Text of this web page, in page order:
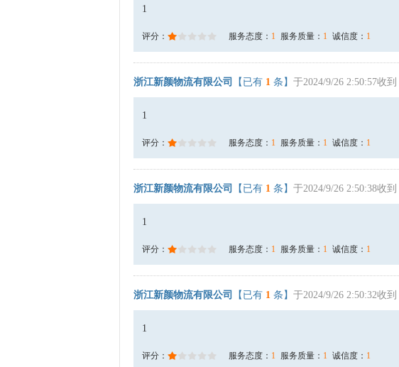
1
评分： 服务态度： 1 服务质量： 1 诚信度： 1
浙江新颜物流有限公司 【已有 1 条】 于2024/9/26 2:50:57收到
1
评分： 服务态度： 1 服务质量： 1 诚信度： 1
浙江新颜物流有限公司 【已有 1 条】 于2024/9/26 2:50:38收到
1
评分： 服务态度： 1 服务质量： 1 诚信度： 1
浙江新颜物流有限公司 【已有 1 条】 于2024/9/26 2:50:32收到
1
评分： 服务态度： 1 服务质量： 1 诚信度： 1